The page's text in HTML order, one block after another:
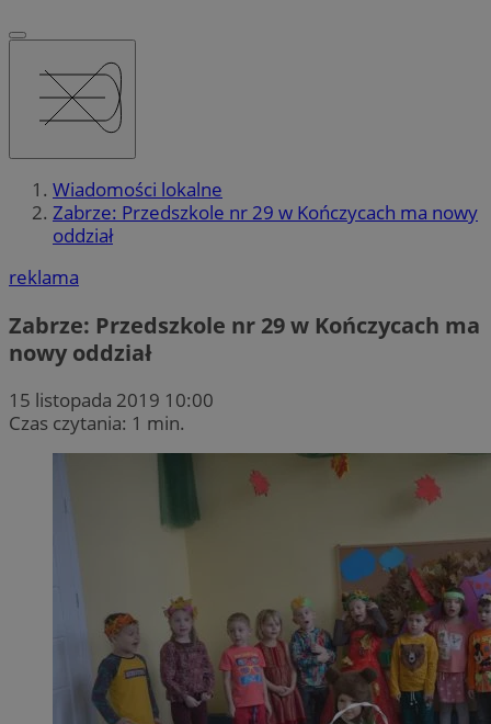
Wiadomości lokalne
Zabrze: Przedszkole nr 29 w Kończycach ma nowy
oddział
reklama
Zabrze: Przedszkole nr 29 w Kończycach ma
nowy oddział
15 listopada 2019 10:00
Czas czytania: 1 min.